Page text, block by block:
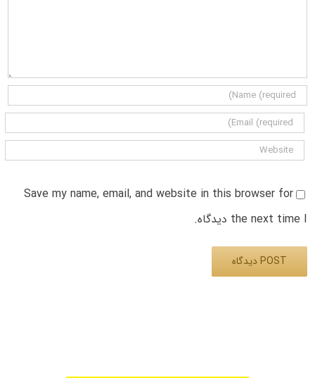
Save my name, email, and website in this browser for
the next time I دیدگاه.